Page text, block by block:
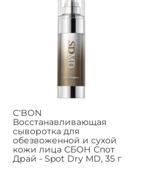
C'BON
Восстанавливающая
сыворотка для
обезвоженной и сухой
кожи лица СБОН Спот
Драй - Spot Dry MD, 35 г